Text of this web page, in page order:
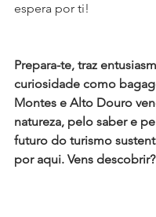
espera por ti!
Prepara-te, traz
curiosidade como
Montes e Alto Douro
natureza, pelo saber e
futuro do turismo
por aqui. Vens descobrir?